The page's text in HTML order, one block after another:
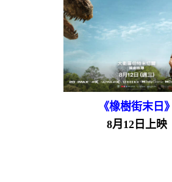
《橡樹街末日》
8月12日上映